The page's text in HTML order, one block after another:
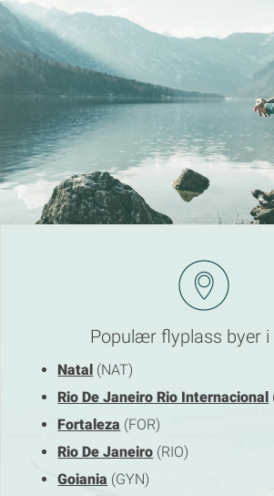
Populær flyplass byer i
Natal (NAT)
Rio De Janeiro Rio Internacional
Fortaleza (FOR)
Rio De Janeiro (RIO)
Goiania (GYN)